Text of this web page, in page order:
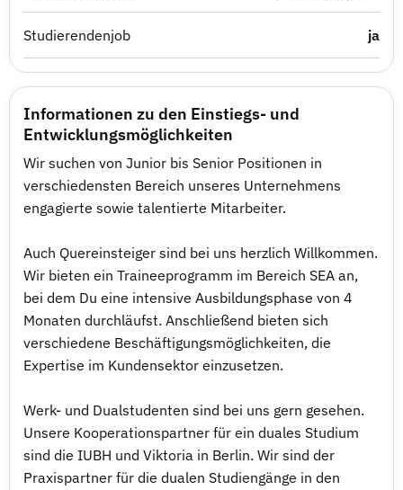
Studierendenjob ja
Informationen zu den Einstiegs- und
Entwicklungsmöglichkeiten
Wir suchen von Junior bis Senior Positionen in
verschiedensten Bereich unseres Unternehmens
engagierte sowie talentierte Mitarbeiter.
Auch Quereinsteiger sind bei uns herzlich Willkommen.
Wir bieten ein Traineeprogramm im Bereich SEA an,
bei dem Du eine intensive Ausbildungsphase von 4
Monaten durchläufst. Anschließend bieten sich
verschiedene Beschäftigungsmöglichkeiten, die
Expertise im Kundensektor einzusetzen.
Werk- und Dualstudenten sind bei uns gern gesehen.
Unsere Kooperationspartner für ein duales Studium
sind die IUBH und Viktoria in Berlin. Wir sind der
Praxispartner für die dualen Studiengänge in den